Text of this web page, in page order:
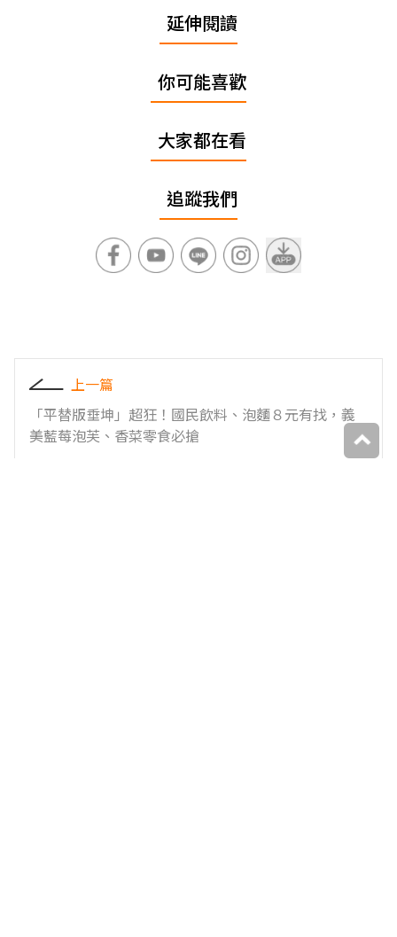
延伸閱讀
你可能喜歡
大家都在看
追蹤我們
上一篇
「平替版垂坤」超狂！國民飲料、泡麵８元有找，義
美藍莓泡芙、香菜零食必搶